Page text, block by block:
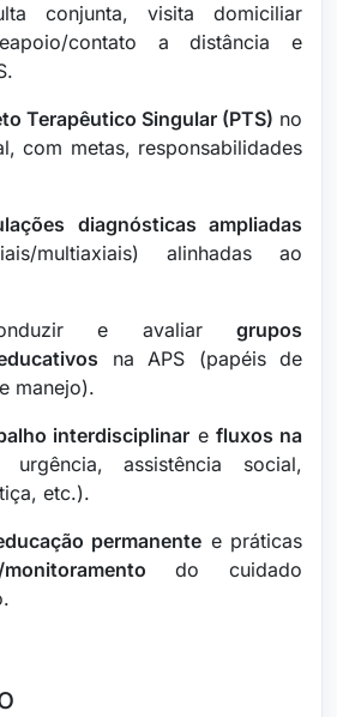
conjunta, visita domiciliar
contato a distância e
Terapêutico Singular (PTS) no
com metas, responsabilidades
diagnósticas ampliadas
multiaxiais) alinhadas ao
e avaliar grupos
na APS (papéis de
manejo).
interdisciplinar e fluxos na
urgência, assistência social,
etc.).
permanente e práticas
do cuidado